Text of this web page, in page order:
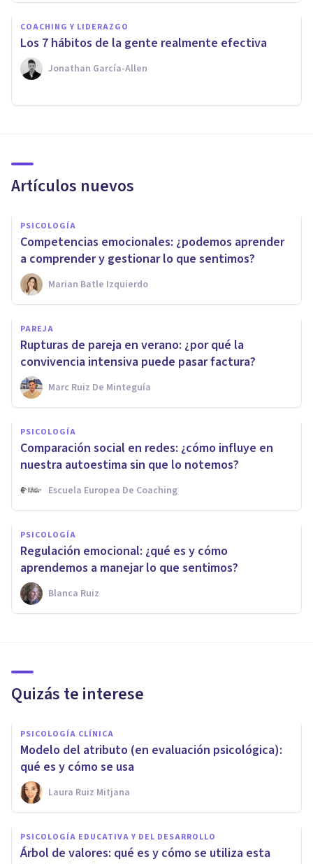
COACHING Y LIDERAZGO
​Los 7 hábitos de la gente realmente efectiva
Jonathan García-Allen
Artículos nuevos
PSICOLOGÍA
Competencias emocionales: ¿podemos aprender
a comprender y gestionar lo que sentimos?
Marian Batle Izquierdo
PAREJA
Rupturas de pareja en verano: ¿por qué la
convivencia intensiva puede pasar factura?
Marc Ruiz De Minteguía
PSICOLOGÍA
Comparación social en redes: ¿cómo influye en
nuestra autoestima sin que lo notemos?
Escuela Europea De Coaching
PSICOLOGÍA
Regulación emocional: ¿qué es y cómo
aprendemos a manejar lo que sentimos?
Blanca Ruiz
Quizás te interese
PSICOLOGÍA CLÍNICA
Modelo del atributo (en evaluación psicológica):
qué es y cómo se usa
Laura Ruiz Mitjana
PSICOLOGÍA EDUCATIVA Y DEL DESARROLLO
Árbol de valores: qué es y cómo se utiliza esta